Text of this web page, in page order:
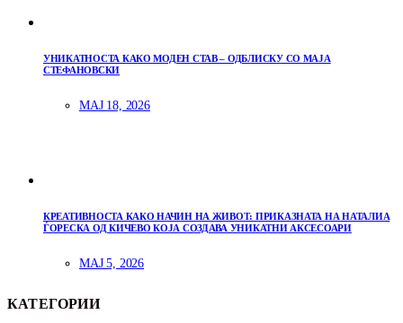
УНИКАТНОСТА КАКО МОДЕН СТАВ – ОДБЛИСКУ СО МАЈА
СТЕФАНОВСКИ
МАЈ 18, 2026
КРЕАТИВНОСТА КАКО НАЧИН НА ЖИВОТ: ПРИКАЗНАТА НА НАТАЛИА
ЃОРЕСКА ОД КИЧЕВО КОЈА СОЗДАВА УНИКАТНИ АКСЕСОАРИ
МАЈ 5, 2026
КАТЕГОРИИ